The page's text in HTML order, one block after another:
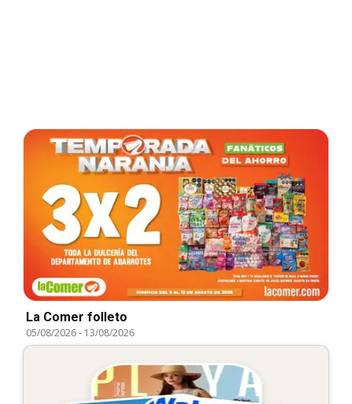
La Comer folleto
05/08/2026- 13/08/2026